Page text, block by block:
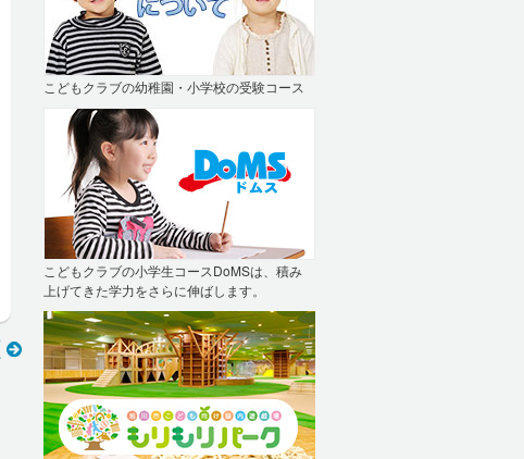
こどもクラブの幼稚園・小学校の受験コース
こどもクラブの小学生コースDoMSは、積み
上げてきた学力をさらに伸ばします。